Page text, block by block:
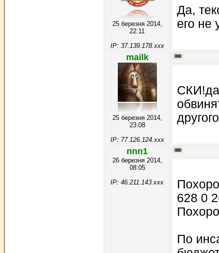
25 березня 2014,
22:11
IP: 37.139.178.xxx
Да,
его не
mailk
25 березня 2014,
23:08
IP: 77.126.124.xxx
nnn1
26 березня 2014,
08:05
IP: 46.211.143.xxx
628 0
По